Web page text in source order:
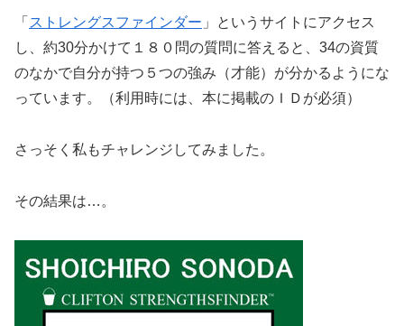
「 ストレングスファインダー 」というサイトにアクセス
し、約30分かけて１８０問の質問に答えると、34の資質
のなかで自分が持つ５つの強み（才能）が分かるようにな
っています。（利用時には、本に掲載のＩＤが必須）
さっそく私もチャレンジしてみました。
その結果は…。